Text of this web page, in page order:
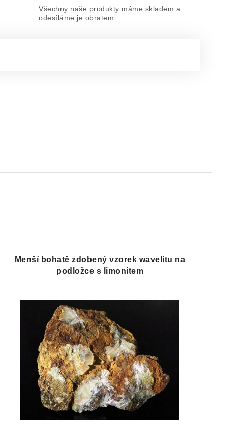
Všechny naše produkty máme skladem a
odesíláme je obratem.
Menší bohatě zdobený vzorek wavelitu na
podložce s limonitem